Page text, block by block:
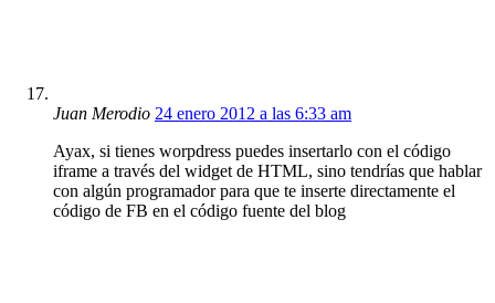
Juan Merodio 24 enero 2012 a las 6:33 am
Ayax, si tienes worpdress puedes insertarlo con el código
iframe a través del widget de HTML, sino tendrías que hablar
con algún programador para que te inserte directamente el
código de FB en el código fuente del blog